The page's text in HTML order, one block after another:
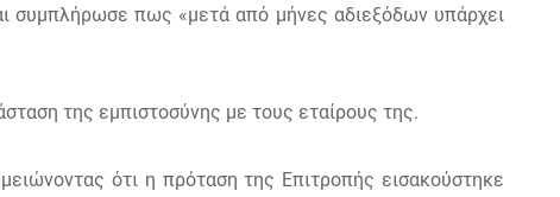
συμπλήρωσε πως «μετά από μήνες αδιεξόδων υπάρχει
της εμπιστοσύνης με τους εταίρους της.
ότι η πρόταση της Επιτροπής εισακούστηκε